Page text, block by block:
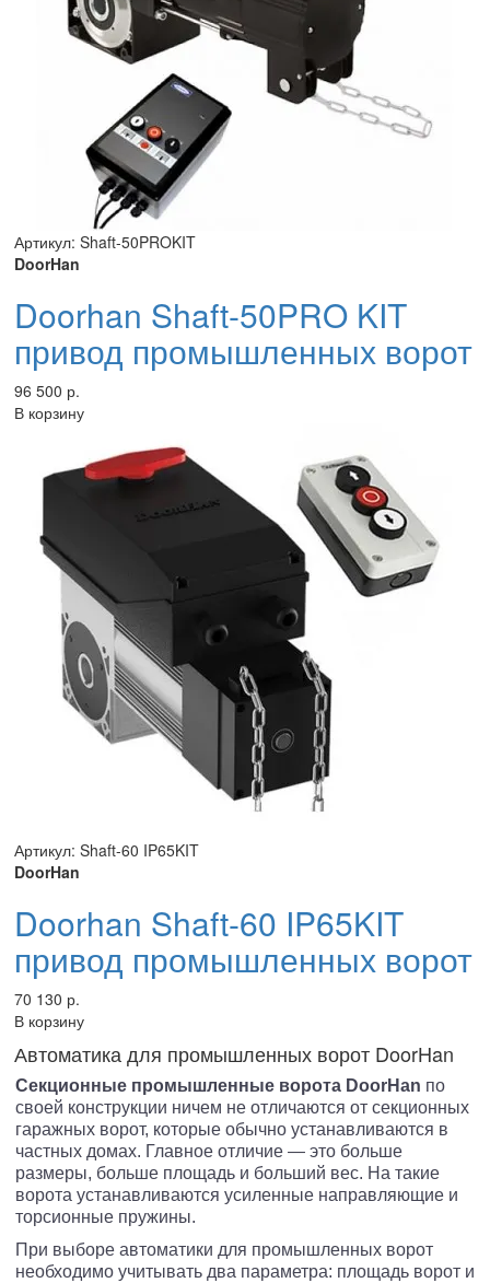
Артикул: Shaft-50PROKIT
DoorHan
Doorhan Shaft-50PRO KIT
привод промышленных ворот
96 500 р.
В корзину
Артикул: Shaft-60 IP65KIT
DoorHan
Doorhan Shaft-60 IP65KIT
привод промышленных ворот
70 130 р.
В корзину
Автоматика для промышленных ворот DoorHan
Секционные промышленные ворота DoorHan по
своей конструкции ничем не отличаются от секционных
гаражных ворот, которые обычно устанавливаются в
частных домах. Главное отличие — это больше
размеры, больше площадь и больший вес. На такие
ворота устанавливаются усиленные направляющие и
торсионные пружины.
При выборе автоматики для промышленных ворот
необходимо учитывать два параметра: площадь ворот и